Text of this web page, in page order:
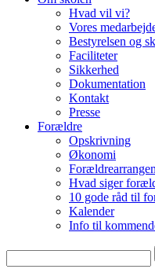
Hvad vil vi?
Vores
Bestyrelsen og
Faciliteter
Sikkerhed
Dokumentation
Kontakt
Presse
Forældre
Opskrivning
Økonomi
Hvad siger
10 gode råd til
Kalender
Info til